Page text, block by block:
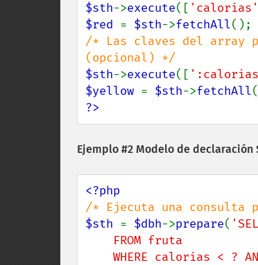
$sth->execute([ 'calorias'
$red = $sth->fetchAll
/* Las claves del array
$sth->execute([
$yellow = $sth->fetchAll
?>
Ejemplo #2 Modelo de declaración
$sth = $dbh->prepare(
WHERE calorias < ?